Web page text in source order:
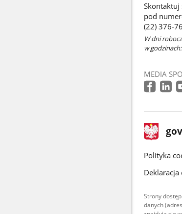
Skontaktuj
pod
(22) 376-
W dni
w
MEDIA
stopka
gov.pl
Polityka
Strony
danych